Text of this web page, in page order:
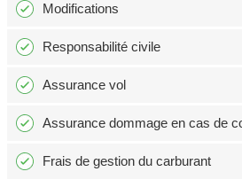
Modifications
Responsabilité civile
Assurance vol
Assurance dommage en cas de
Frais de gestion du carburant